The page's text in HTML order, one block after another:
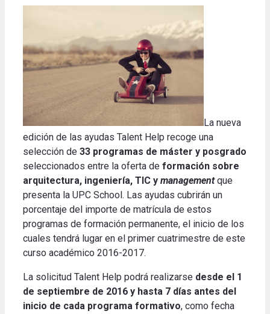
La nueva
edición de las ayudas Talent Help recoge una
selección de 33 programas de máster y posgrado
seleccionados entre la oferta de formación sobre
arquitectura, ingeniería, TIC y managementque
presenta la UPC School. Las ayudas cubrirán un
porcentaje del importe de matrícula de estos
programas de formación permanente, el inicio de los
cuales tendrá lugar en el primer cuatrimestre de este
curso académico 2016-2017.
La solicitud Talent Help podrá realizarse desde el 1
de septiembre de 2016 y hasta 7 días antes del
inicio de cada programa formativo, como fecha